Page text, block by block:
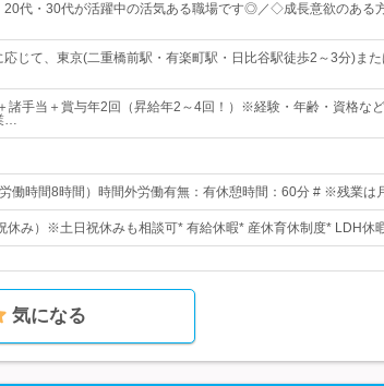
20代・30代が活躍中の活気ある職場です◎／◇成長意欲のある
応じて、東京(二重橋前駅・有楽町駅・日比谷駅徒歩2～3分)ま
諸手当＋賞与年2回（昇給年2～4回！）※経験・年齢・資格な
…
働時間8時間）時間外労働有無：有休憩時間：60分 # ※残業は
休み）※土日祝休みも相談可* 有給休暇* 産休育休制度* LDH休
気になる